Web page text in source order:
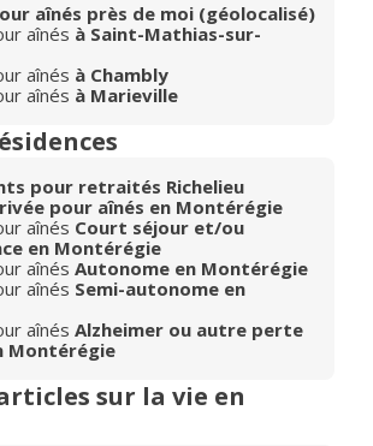
aînés près de moi (géolocalisé)
aînés à Saint-Mathias-sur-
aînés à Chambly
aînés à Marieville
pour retraités Richelieu
pour aînés en Montérégie
aînés Court séjour et/ou
en Montérégie
aînés Autonome en Montérégie
aînés Semi-autonome en
aînés Alzheimer ou autre perte
Montérégie
sur la vie en